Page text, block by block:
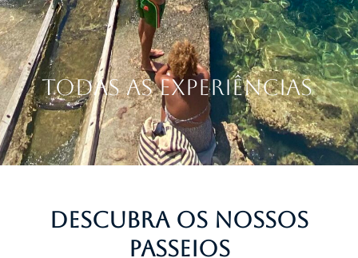
TODAS AS EXPERIÊNCIAS
Descubra os nossos
passeios